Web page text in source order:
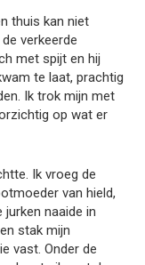
thuis kan niet
verkeerde
met spijt en hij
te laat, prachtig
Ik trok mijn met
op wat er
Ik vroeg de
van hield,
naaide in
stak mijn
vast. Onder de